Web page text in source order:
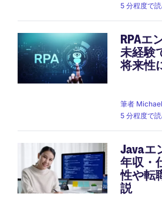
5 分程度で
RPAエ
未経験
将来性
筆者
5 分程度で
Javaエ
年収・
性や転
説